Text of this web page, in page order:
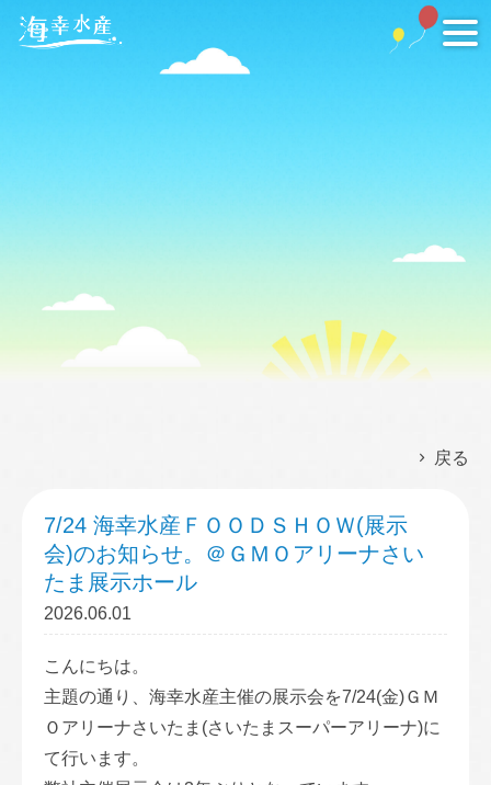
戻る
7/24 海幸水産ＦＯＯＤＳＨＯＷ(展示
会)のお知らせ。＠ＧＭＯアリーナさい
たま展示ホール
2026.06.01
こんにちは。
主題の通り、海幸水産主催の展示会を7/24(金)ＧＭ
Ｏアリーナさいたま(さいたまスーパーアリーナ)に
て行います。